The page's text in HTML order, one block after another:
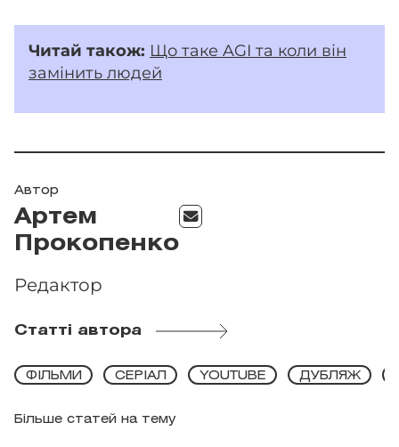
Читай також: Що таке AGI та коли він
замінить людей
Автор
Артем
Прокопенко
Редактор
Статті автора
Більше статей на тему
ФІЛЬМИ СЕРІАЛ YOUTUBE ДУБЛЯЖ